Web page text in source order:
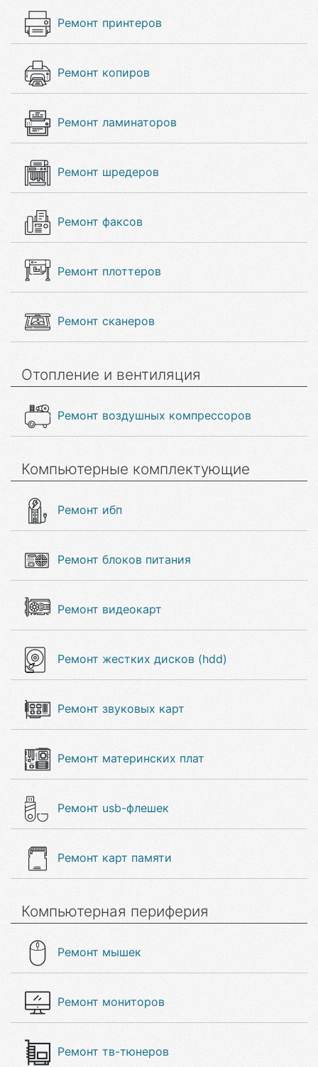
Ремонт принтеров
Ремонт копиров
Ремонт ламинаторов
Ремонт шредеров
Ремонт факсов
Ремонт плоттеров
Ремонт сканеров
Отопление и вентиляция
Ремонт воздушных компрессоров
Компьютерные комплектующие
Ремонт ибп
Ремонт блоков питания
Ремонт видеокарт
Ремонт жестких дисков (hdd)
Ремонт звуковых карт
Ремонт материнских плат
Ремонт usb-флешек
Ремонт карт памяти
Компьютерная периферия
Ремонт мышек
Ремонт мониторов
Ремонт тв-тюнеров